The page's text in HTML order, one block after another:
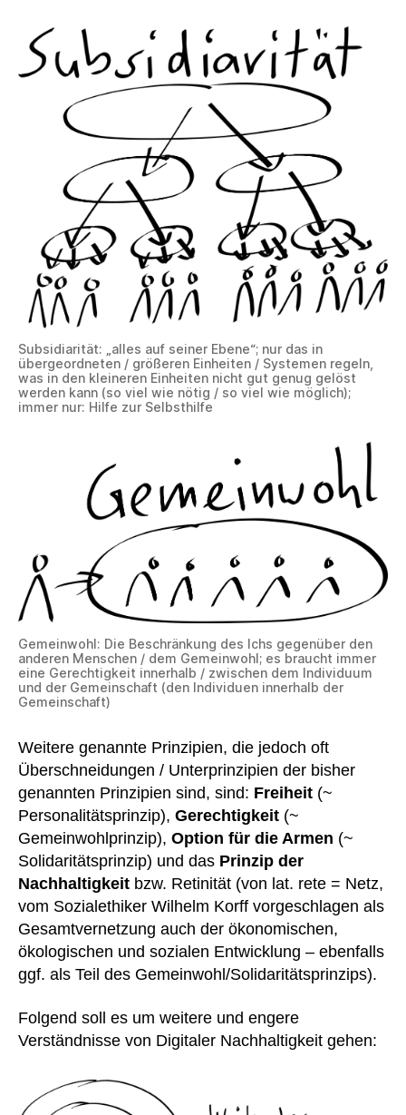
Subsidiarität: „alles auf seiner Ebene“; nur das in
übergeordneten / größeren Einheiten / Systemen regeln,
was in den kleineren Einheiten nicht gut genug gelöst
werden kann (so viel wie nötig / so viel wie möglich);
immer nur: Hilfe zur Selbsthilfe
Gemeinwohl: Die Beschränkung des Ichs gegenüber den
anderen Menschen / dem Gemeinwohl; es braucht immer
eine Gerechtigkeit innerhalb / zwischen dem Individuum
und der Gemeinschaft (den Individuen innerhalb der
Gemeinschaft)
Weitere genannte Prinzipien, die jedoch oft
Überschneidungen / Unterprinzipien der bisher
genannten Prinzipien sind, sind: Freiheit (~
Personalitätsprinzip), Gerechtigkeit (~
Gemeinwohlprinzip), Option für die Armen (~
Solidaritätsprinzip) und das Prinzip der
Nachhaltigkeit bzw. Retinität (von lat. rete = Netz,
vom Sozialethiker Wilhelm Korff vorgeschlagen als
Gesamtvernetzung auch der ökonomischen,
ökologischen und sozialen Entwicklung – ebenfalls
ggf. als Teil des Gemeinwohl/Solidaritätsprinzips).
Folgend soll es um weitere und engere
Verständnisse von Digitaler Nachhaltigkeit gehen: